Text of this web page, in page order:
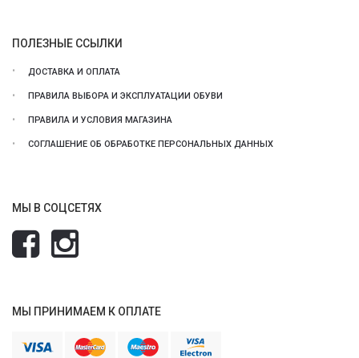
ПОЛЕЗНЫЕ ССЫЛКИ
ДОСТАВКА И ОПЛАТА
ПРАВИЛА ВЫБОРА И ЭКСПЛУАТАЦИИ ОБУВИ
ПРАВИЛА И УСЛОВИЯ МАГАЗИНА
СОГЛАШЕНИЕ ОБ ОБРАБОТКЕ ПЕРСОНАЛЬНЫХ ДАННЫХ
МЫ В СОЦСЕТЯХ
МЫ ПРИНИМАЕМ К ОПЛАТЕ